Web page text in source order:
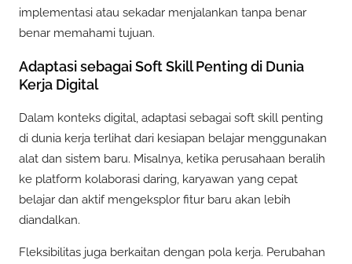
implementasi atau sekadar menjalankan tanpa benar
benar memahami tujuan.
Adaptasi sebagai Soft Skill Penting di Dunia
Kerja Digital
Dalam konteks digital, adaptasi sebagai soft skill penting
di dunia kerja terlihat dari kesiapan belajar menggunakan
alat dan sistem baru. Misalnya, ketika perusahaan beralih
ke platform kolaborasi daring, karyawan yang cepat
belajar dan aktif mengeksplor fitur baru akan lebih
diandalkan.
Fleksibilitas juga berkaitan dengan pola kerja. Perubahan